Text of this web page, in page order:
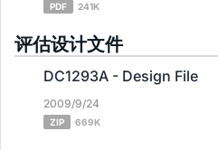
PDF 241K
评估设计文件
DC1293A - Design File
2009/9/24
ZIP 669K